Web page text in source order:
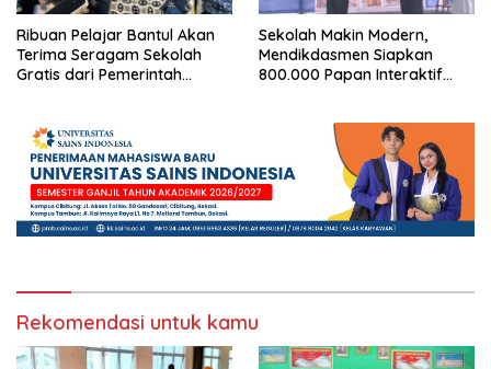
Ribuan Pelajar Bantul Akan
Terima Seragam Sekolah
Gratis dari Pemerintah
Sekolah Makin Modern,
Mendikdasmen Siapkan
800.000 Papan Interaktif
Rekomendasi untuk kamu